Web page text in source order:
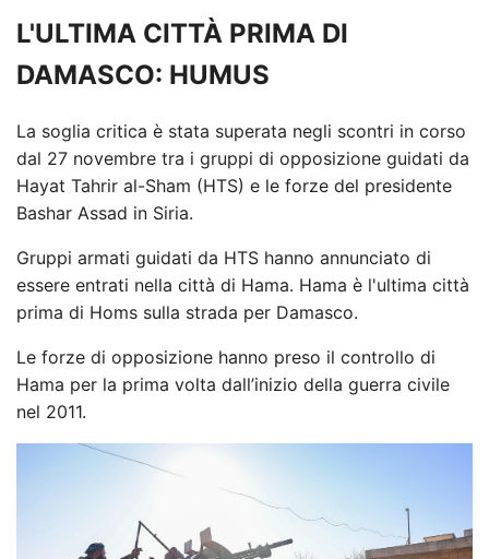
L'ULTIMA CITTÀ PRIMA DI
DAMASCO: HUMUS
La soglia critica è stata superata negli scontri in corso
dal 27 novembre tra i gruppi di opposizione guidati da
Hayat Tahrir al-Sham (HTS) e le forze del presidente
Bashar Assad in Siria.
Gruppi armati guidati da HTS hanno annunciato di
essere entrati nella città di Hama. Hama è l'ultima città
prima di Homs sulla strada per Damasco.
Le forze di opposizione hanno preso il controllo di
Hama per la prima volta dall’inizio della guerra civile
nel 2011.